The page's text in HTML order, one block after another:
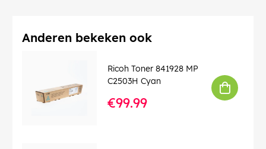
Anderen bekeken ook
Ricoh Toner 841928 MP
C2503H Cyan
€99.99